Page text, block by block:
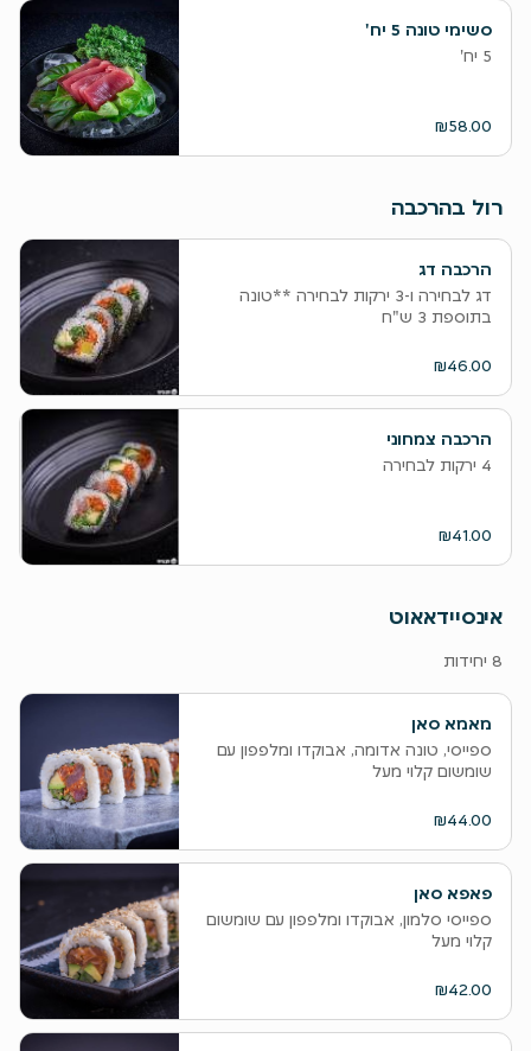
סשימי טונה 5 יח'
5 יח'
₪58.00
רול בהרכבה
הרכבה דג
דג לבחירה ו-3 ירקות לבחירה **טונה
בתוספת 3 ש"ח
₪46.00
הרכבה צמחוני
4 ירקות לבחירה
₪41.00
אינסיידאאוט
8 יחידות
מאמא סאן
ספייסי, טונה אדומה, אבוקדו ומלפפון עם
שומשום קלוי מעל
₪44.00
פאפא סאן
ספייסי סלמון, אבוקדו ומלפפון עם שומשום
קלוי מעל
₪42.00